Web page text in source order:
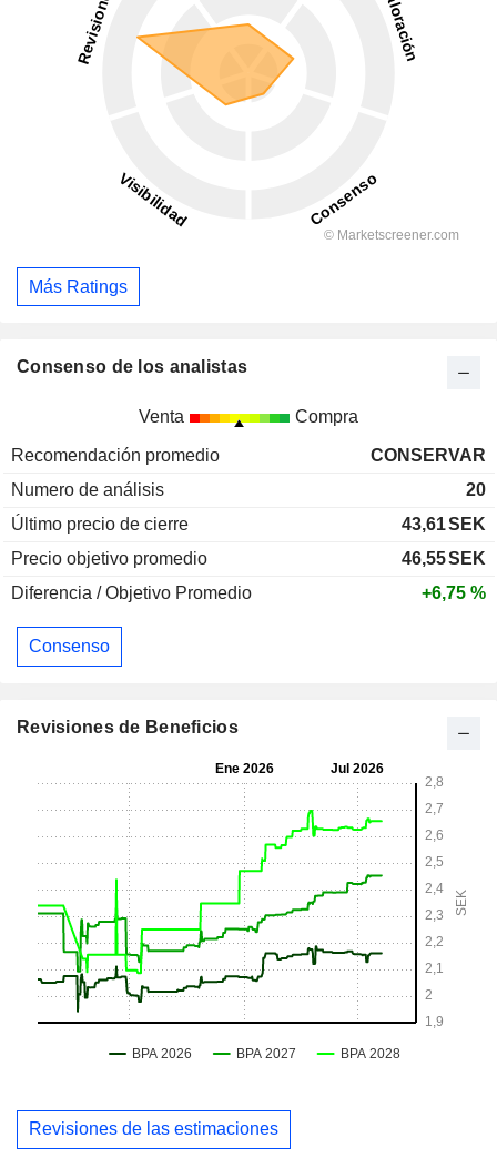
Más Ratings
Consenso de los analistas
Venta Compra
Recomendación promedio
CONSERVAR
Numero de análisis
20
Último precio de cierre
43,61SEK
Precio objetivo promedio
46,55SEK
Diferencia / Objetivo Promedio
+6,75 %
Consenso
Revisiones de Beneficios
Revisiones de las estimaciones